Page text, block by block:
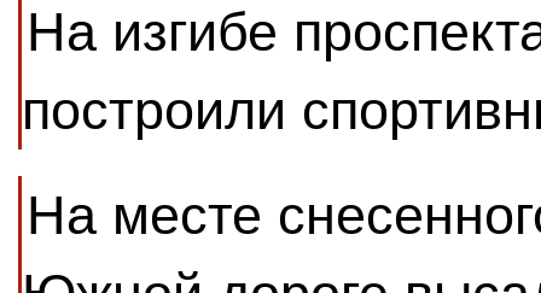
На изгибе
построили
На месте